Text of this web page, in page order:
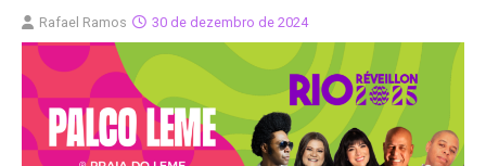
Rafael Ramos 30 de dezembro de 2024